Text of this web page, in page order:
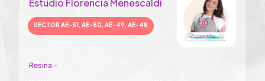
Estudio Florencia Menescaldi
SECTOR AE-51, AE-50, AE-49, AE-48
Resina -